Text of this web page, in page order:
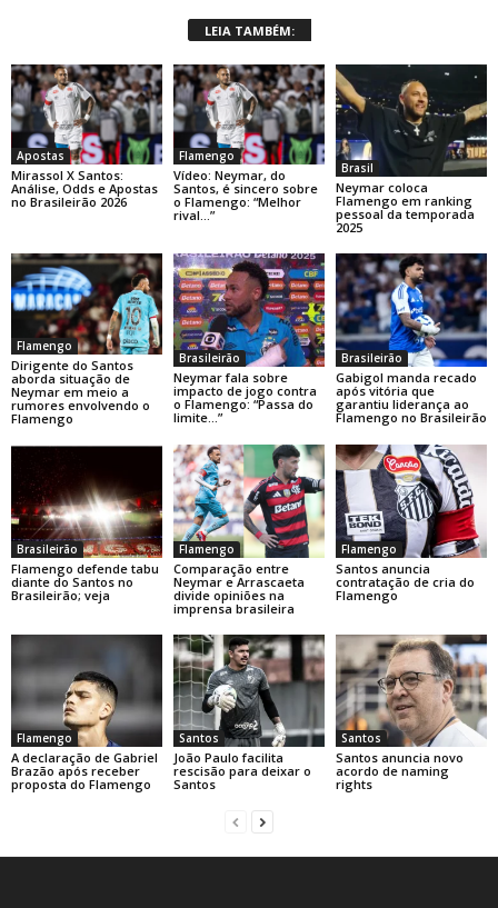
LEIA TAMBÉM:
Apostas
Mirassol X Santos:
Análise, Odds e Apostas
no Brasileirão 2026
Flamengo
Vídeo: Neymar, do
Santos, é sincero sobre
o Flamengo: “Melhor
rival…”
Brasil
Neymar coloca
Flamengo em ranking
pessoal da temporada
2025
Flamengo
Dirigente do Santos
aborda situação de
Neymar em meio a
rumores envolvendo o
Flamengo
Brasileirão
Neymar fala sobre
impacto de jogo contra
o Flamengo: “Passa do
limite…”
Brasileirão
Gabigol manda recado
após vitória que
garantiu liderança ao
Flamengo no Brasileirão
Brasileirão
Flamengo defende tabu
diante do Santos no
Brasileirão; veja
Flamengo
Comparação entre
Neymar e Arrascaeta
divide opiniões na
imprensa brasileira
Flamengo
Santos anuncia
contratação de cria do
Flamengo
Flamengo
A declaração de Gabriel
Brazão após receber
proposta do Flamengo
Santos
João Paulo facilita
rescisão para deixar o
Santos
Santos
Santos anuncia novo
acordo de naming
rights